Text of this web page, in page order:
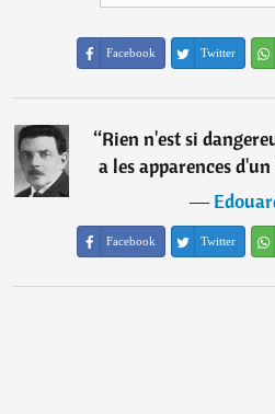
Facebook Twitter
“Rien n'est si
a les apparences
―
Facebook Twitter